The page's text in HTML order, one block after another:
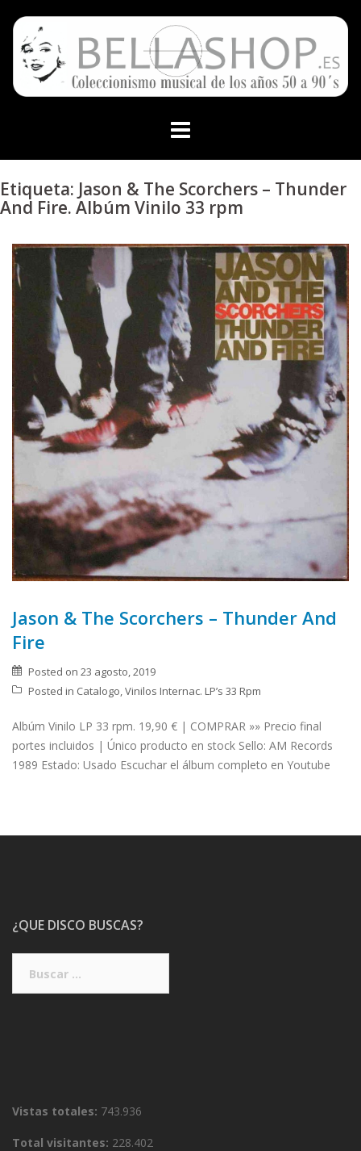
content
Etiqueta: Jason & The Scorchers – Thunder
And Fire. Albúm Vinilo 33 rpm
Jason & The Scorchers – Thunder And
Fire
Posted on 23 agosto, 2019
Posted in Catalogo,Vinilos Internac. LP’s 33 Rpm
Albúm Vinilo LP 33 rpm. 19,90 € | COMPRAR »» Precio final
portes incluidos | Único producto en stock Sello: AM Records
1989 Estado: Usado Escuchar el álbum completo en Youtube
¿QUE DISCO BUSCAS?
Vistas totales: 743.936
Total visitantes: 228.402